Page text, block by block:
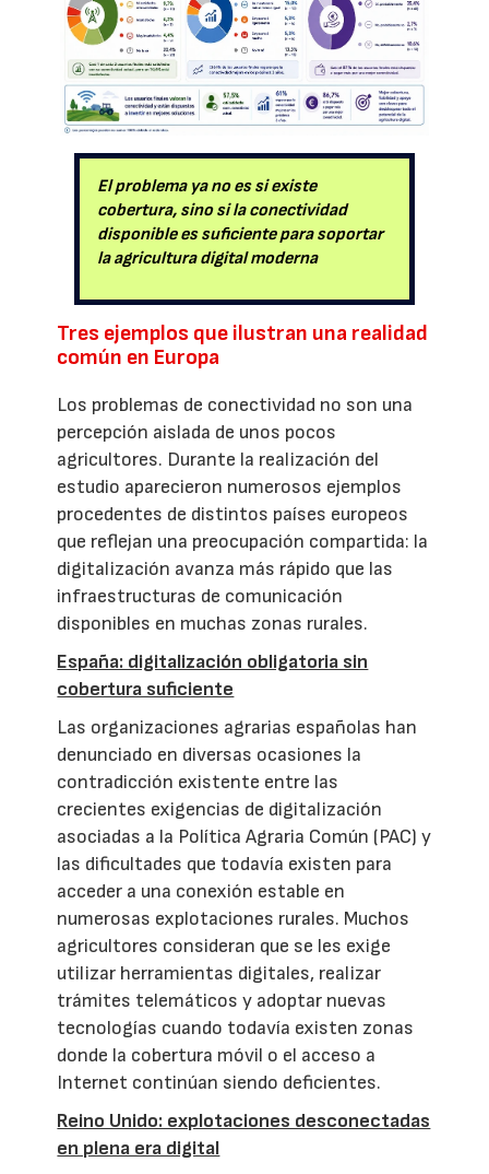
El problema ya no es si existe
cobertura, sino si la conectividad
disponible es suficiente para soportar
la agricultura digital moderna
Tres ejemplos que ilustran una realidad
común en Europa
Los problemas de conectividad no son una
percepción aislada de unos pocos
agricultores. Durante la realización del
estudio aparecieron numerosos ejemplos
procedentes de distintos países europeos
que reflejan una preocupación compartida: la
digitalización avanza más rápido que las
infraestructuras de comunicación
disponibles en muchas zonas rurales.
España: digitalización obligatoria sin
cobertura suficiente
Las organizaciones agrarias españolas han
denunciado en diversas ocasiones la
contradicción existente entre las
crecientes exigencias de digitalización
asociadas a la Política Agraria Común (PAC) y
las dificultades que todavía existen para
acceder a una conexión estable en
numerosas explotaciones rurales. Muchos
agricultores consideran que se les exige
utilizar herramientas digitales, realizar
trámites telemáticos y adoptar nuevas
tecnologías cuando todavía existen zonas
donde la cobertura móvil o el acceso a
Internet continúan siendo deficientes.
Reino Unido: explotaciones desconectadas
en plena era digital